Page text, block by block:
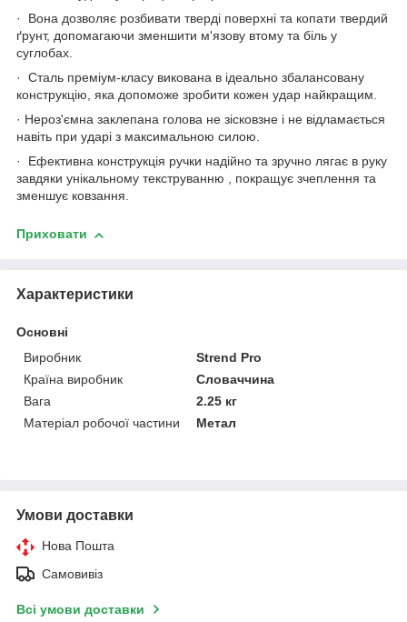
· Вона дозволяє розбивати тверді поверхні та копати твердий
ґрунт, допомагаючи зменшити м'язову втому та біль у
суглобах.
· Сталь преміум-класу викована в ідеально збалансовану
конструкцію, яка допоможе зробити кожен удар найкращим.
· Нероз'ємна заклепана голова не зісковзне і не відламається
навіть при ударі з максимальною силою.
· Ефективна конструкція ручки надійно та зручно лягає в руку
завдяки унікальному текструванню , покращує зчеплення та
зменшує ковзання.
Приховати
Характеристики
Основні
Виробник
Strend Pro
Країна виробник
Словаччина
Вага
2.25 кг
Матеріал робочої частини
Метал
Умови доставки
Нова Пошта
Самовивіз
Всі умови доставки